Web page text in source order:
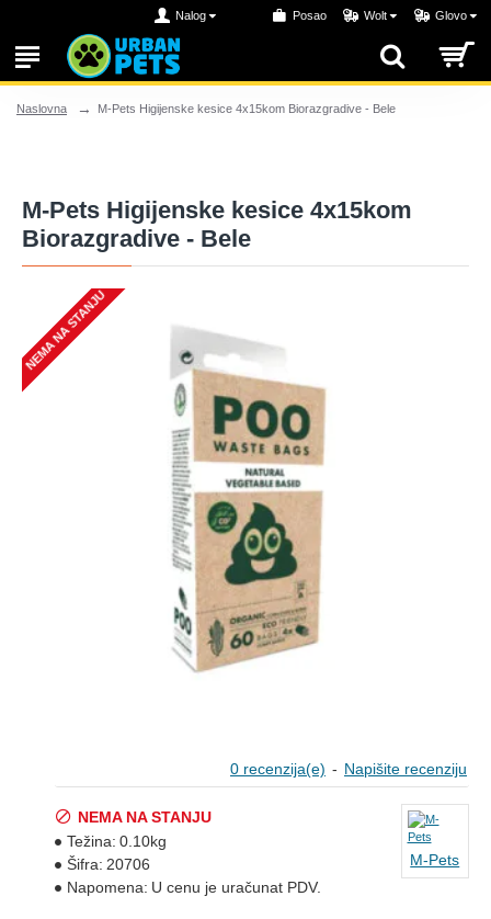
Nalog Posao Wolt Glovo
Naslovna M-Pets Higijenske kesice 4x15kom Biorazgradive - Bele
M-Pets Higijenske kesice 4x15kom
Biorazgradive - Bele
NEMA NA STANJU
0 recenzija(e) - Napišite recenziju
NEMA NA STANJU
Težina: 0.10kg
Šifra: 20706
Napomena: U cenu je uračunat PDV.
M-Pets